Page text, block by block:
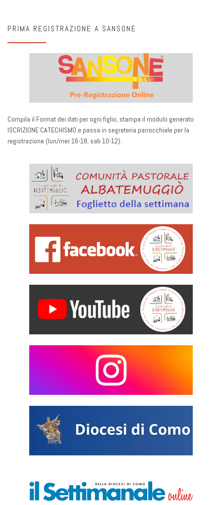
PRIMA REGISTRAZIONE A SANSONE
Compila il Format dei dati per ogni figlio, stampa il modulo generato
ISCRIZIONE CATECHISMO e passa in segreteria parrocchiale per la
registrazione (lun/mer 16-18; sab 10-12).